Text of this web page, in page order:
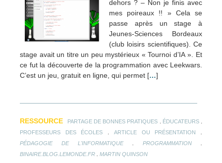
dehors ? – Non je finis avec
mes poireaux !! » Cela se
passe après un stage à
Jeunes-Sciences Bordeaux
(club loisirs scientifiques). Ce
stage avait un titre un peu mystérieux « Tournoi d’IA ». Et
ce fut la découverte de la programmation avec Leekwars.
C’est un jeu, gratuit en ligne, qui permet […]
RESSOURCE PARTAGE DE BONNES PRATIQUES ÉDUCATEURS.
PROFESSEURS DES ÉCOLES ARTICLE OU PRÉSENTATION
PÉDAGOGIE DE L'INFORMATIQUE. PROGRAMMATION
BINAIRE.BLOG.LEMONDE.FR MARTIN QUINSON